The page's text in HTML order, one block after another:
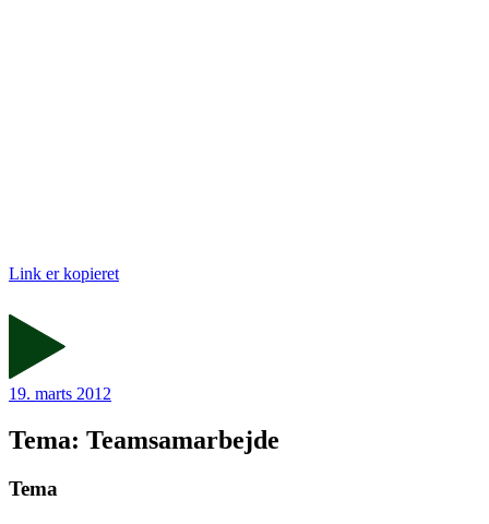
Link er kopieret
19. marts 2012
Tema: Teamsamarbejde
Tema